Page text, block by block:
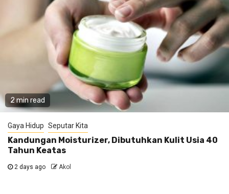
2 min read
Gaya Hidup Seputar Kita
Kandungan Moisturizer, Dibutuhkan Kulit Usia 40
Tahun Keatas
2 days ago Akol